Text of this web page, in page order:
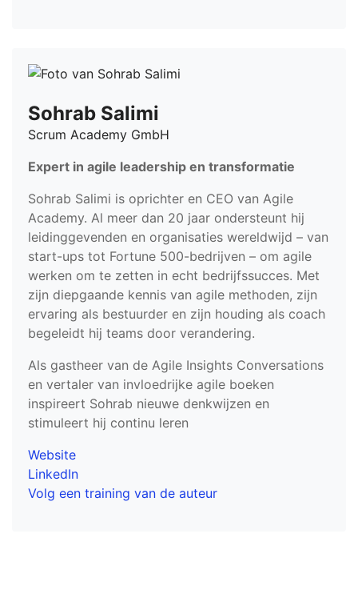
Sohrab Salimi
Scrum Academy GmbH
Expert in agile leadership en transformatie
Sohrab Salimi is oprichter en CEO van Agile
Academy. Al meer dan 20 jaar ondersteunt hij
leidinggevenden en organisaties wereldwijd – van
start-ups tot Fortune 500-bedrijven – om agile
werken om te zetten in echt bedrijfssucces. Met
zijn diepgaande kennis van agile methoden, zijn
ervaring als bestuurder en zijn houding als coach
begeleidt hij teams door verandering.
Als gastheer van de Agile Insights Conversations
en vertaler van invloedrijke agile boeken
inspireert Sohrab nieuwe denkwijzen en
stimuleert hij continu leren
Website
LinkedIn
Volg een training van de auteur